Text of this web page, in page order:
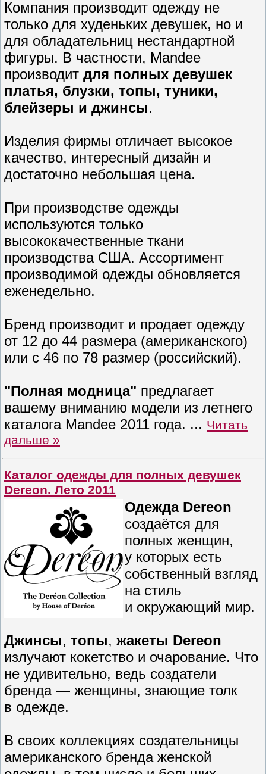
Компания производит одежду не
только для худеньких девушек, но и
для обладательниц нестандартной
фигуры. В частности, Mandee
производит для полных девушек
платья, блузки, топы, туники,
блейзеры и джинсы.
Изделия фирмы отличает высокое
качество, интересный дизайн и
достаточно небольшая цена.
При производстве одежды
используются только
высококачественные ткани
производства США. Ассортимент
производимой одежды обновляется
еженедельно.
Бренд производит и продает одежду
от 12 до 44 размера (американского)
или с 46 по 78 размер (российский).
"Полная модница" предлагает
вашему вниманию модели из летнего
каталога Mandee 2011 года. ... Читать
дальше »
Каталог одежды для полных девушек
Dereon. Лето 2011
Одежда Dereon
создаётся для
полных женщин,
у которых есть
собственный взгляд
на стиль
и окружающий мир.
Джинсы, топы, жакеты Dereon
излучают кокетство и очарование. Что
не удивительно, ведь создатели
бренда — женщины, знающие толк
в одежде.
В своих коллекциях создательницы
американского бренда женской